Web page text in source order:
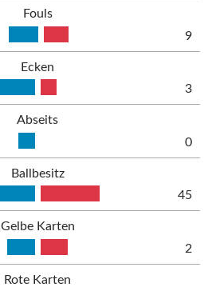
Fouls
9
Ecken
3
Abseits
0
Ballbesitz
45
Gelbe Karten
2
Rote Karten